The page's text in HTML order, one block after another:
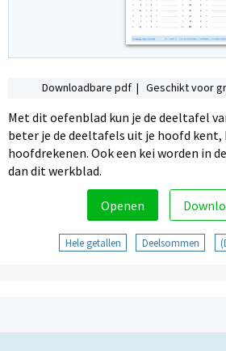
Downloadbare pdf | Geschikt voor
Met dit oefenblad kun je de deeltafel
beter je de deeltafels uit je hoofd
hoofdrekenen. Ook een kei worden in
dan dit werkblad.
Openen
Hele getallen Deelsommen